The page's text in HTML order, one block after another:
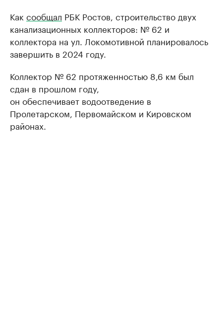
Как сообщал РБК Ростов, строительство двух
канализационных коллекторов: № 62 и
коллектора на ул. Локомотивной планировалось
завершить в 2024 году.
Коллектор № 62 протяженностью 8,6 км был
сдан в прошлом году,
он обеспечивает водоотведение в
Пролетарском, Первомайском и Кировском
районах.